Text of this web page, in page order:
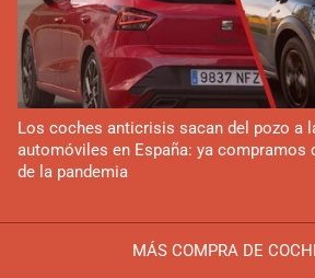
MÁS COMPRA DE
Los coches anticrisis sacan del pozo a
automóviles en España: ya compramos
de la pandemia